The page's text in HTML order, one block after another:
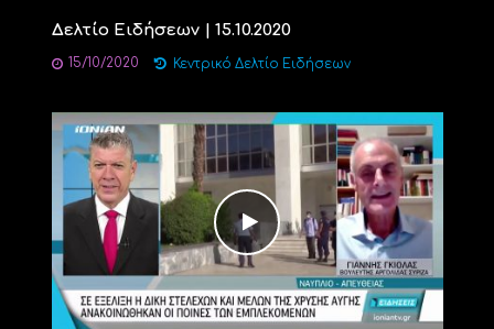
Δελτίο Ειδήσεων | 15.10.2020
15/10/2020 Κεντρικό Δελτίο Ειδήσεων